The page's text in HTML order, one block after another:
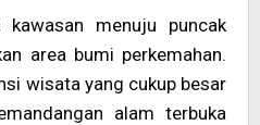
kawasan menuju puncak
area bumi perkemahan.
wisata yang cukup besar
alam terbuka